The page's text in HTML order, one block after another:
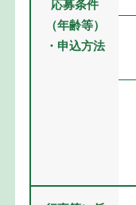
応募条件
（年齢等）
・申込方法